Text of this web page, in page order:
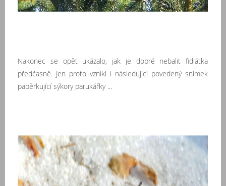
Nakonec se opět ukázalo, jak je dobré nebalit fidlátka
předčasně. Jen proto vznikl i následující povedený snímek
paběrkující sýkory parukářky ...